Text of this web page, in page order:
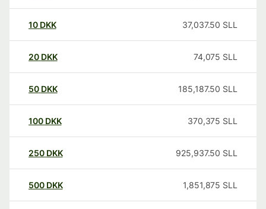
10 DKK 37,037.50 SLL
20 DKK 74,075 SLL
50 DKK 185,187.50 SLL
100 DKK 370,375 SLL
250 DKK 925,937.50 SLL
500 DKK 1,851,875 SLL